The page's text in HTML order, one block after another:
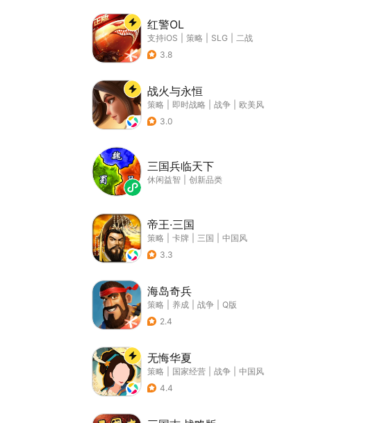
红警OL
支持iOS 策略 SLG
二战
3.8
战火与永恒
策略 即时战略 战争
欧美风
3.0
三国兵临天下
休闲益智 创新品类
帝王·三国
策略 卡牌 三国
中国风
3.3
海岛奇兵
策略 养成 战争
Q版
2.4
无悔华夏
策略 国家经营 战争
中国风
4.4